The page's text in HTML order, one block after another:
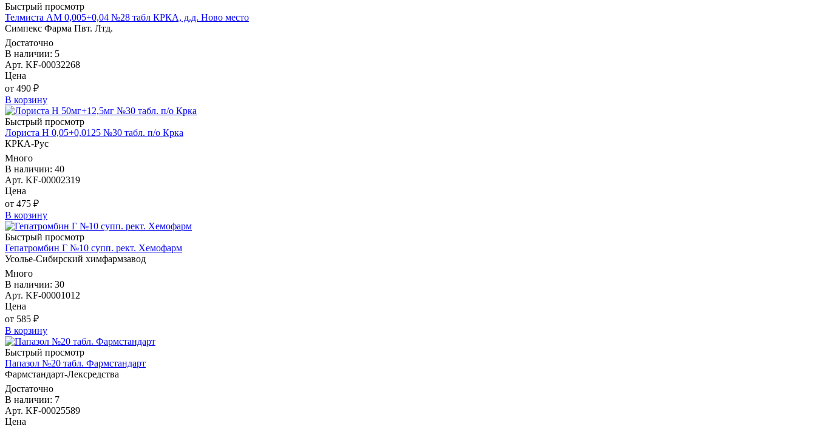
Быстрый просмотр
Телмиста АМ 0,005+0,04 №28 табл КРКА, д.д. Ново место
Симпекс Фарма Пвт. Лтд.
Достаточно
В наличии: 5
Арт. KF-00032268
Цена
от 490 ₽
В корзину
Быстрый просмотр
Лориста Н 0,05+0,0125 №30 табл. п/о Крка
КРКА-Рус
Много
В наличии: 40
Арт. KF-00002319
Цена
от 475 ₽
В корзину
Быстрый просмотр
Гепатромбин Г №10 супп. рект. Хемофарм
Усолье-Сибирский химфармзавод
Много
В наличии: 30
Арт. KF-00001012
Цена
от 585 ₽
В корзину
Быстрый просмотр
Папазол №20 табл. Фармстандарт
Фармстандарт-Лексредства
Достаточно
В наличии: 7
Арт. KF-00025589
Цена